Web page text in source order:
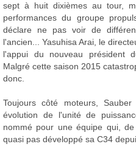
sept à huit dixièmes au tour,
performances du groupe
déclare ne pas voir de
l'ancien... Yasuhisa Arai, le
l'appui du nouveau président
Malgré cette saison 2015
donc.
Toujours côté moteurs,
évolution de l'unité de
nommé pour une équipe qui,
quasi pas développé sa C34